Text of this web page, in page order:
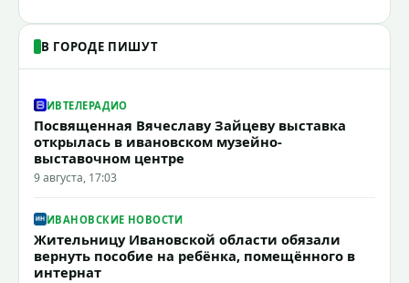
В ГОРОДЕ ПИШУТ
ИВТЕЛЕРАДИО
Посвященная Вячеславу Зайцеву выставка
открылась в ивановском музейно-
выставочном центре
9 августа, 17:03
ИВАНОВСКИЕ НОВОСТИ
Жительницу Ивановской области обязали
вернуть пособие на ребёнка, помещённого в
интернат